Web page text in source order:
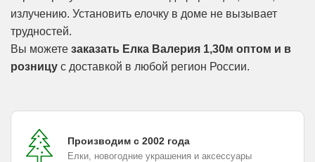
излучению. Установить елочку в доме не вызывает
трудностей.
Вы можете заказать Елка Валерия 1,30м оптом и в
розницу с доставкой в любой регион России.
Производим с 2002 года
Елки, новогодние украшения и аксессуары